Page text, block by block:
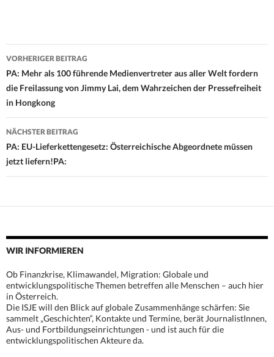
Beitrags-
Navigation
VORHERIGER BEITRAG
PA: Mehr als 100 führende Medienvertreter aus aller Welt fordern
die Freilassung von Jimmy Lai, dem Wahrzeichen der Pressefreiheit
in Hongkong
NÄCHSTER BEITRAG
PA: EU-Lieferkettengesetz: Österreichische Abgeordnete müssen
jetzt liefern!PA:
WIR INFORMIEREN
Ob Finanzkrise, Klimawandel, Migration: Globale und
entwicklungspolitische Themen betreffen alle Menschen – auch hier
in Österreich.
Die ISJE will den Blick auf globale Zusammenhänge schärfen: Sie
sammelt „Geschichten“, Kontakte und Termine, berät JournalistInnen,
Aus- und Fortbildungseinrichtungen - und ist auch für die
entwicklungspolitischen Akteure da.